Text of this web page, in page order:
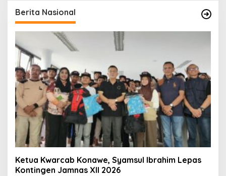
Berita Nasional
Ketua Kwarcab Konawe, Syamsul Ibrahim Lepas
Kontingen Jamnas XII 2026